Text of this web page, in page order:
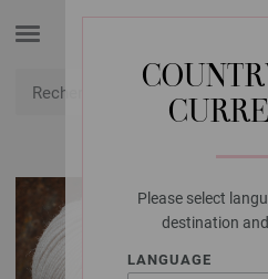
Please select
destination
LANGUAGE